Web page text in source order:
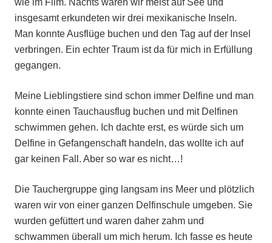
wie im Film. Nachts waren wir meist auf See und
insgesamt erkundeten wir drei mexikanische Inseln.
Man konnte Ausflüge buchen und den Tag auf der Insel
verbringen. Ein echter Traum ist da für mich in Erfüllung
gegangen.
Meine Lieblingstiere sind schon immer Delfine und man
konnte einen Tauchausflug buchen und mit Delfinen
schwimmen gehen. Ich dachte erst, es würde sich um
Delfine in Gefangenschaft handeln, das wollte ich auf
gar keinen Fall. Aber so war es nicht…!
Die Tauchergruppe ging langsam ins Meer und plötzlich
waren wir von einer ganzen Delfinschule umgeben. Sie
wurden gefüttert und waren daher zahm und
schwammen überall um mich herum. Ich fasse es heute